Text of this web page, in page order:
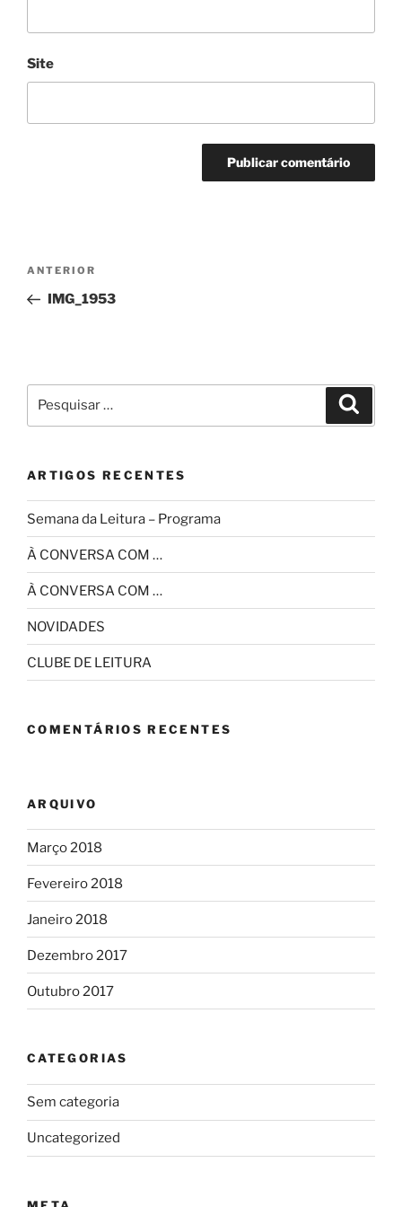
Site
Navegação
artigos
Conteúdo
anterior
ANTERIOR
IMG_1953
por:
ARTIGOS RECENTES
Semana da Leitura – Programa
À CONVERSA COM …
À CONVERSA COM …
NOVIDADES
CLUBE DE LEITURA
COMENTÁRIOS RECENTES
ARQUIVO
Março 2018
Fevereiro 2018
Janeiro 2018
Dezembro 2017
Outubro 2017
CATEGORIAS
Sem categoria
Uncategorized